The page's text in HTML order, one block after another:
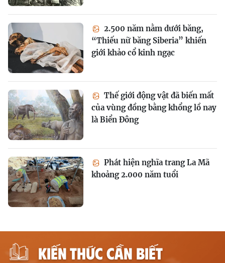
2.500 năm nằm dưới băng,
“Thiếu nữ băng Siberia” khiến
giới khảo cổ kinh ngạc
Thế giới động vật đã biến mất
của vùng đồng bằng khổng lồ nay
là Biển Đông
Phát hiện nghĩa trang La Mã
khoảng 2.000 năm tuổi
KIẾN THỨC CẦN BIẾT